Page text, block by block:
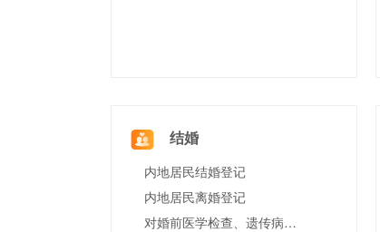
结婚
内地居民结婚登记
内地居民离婚登记
对婚前医学检查、遗传病诊断和产前诊断结果有异议的医学技术鉴定